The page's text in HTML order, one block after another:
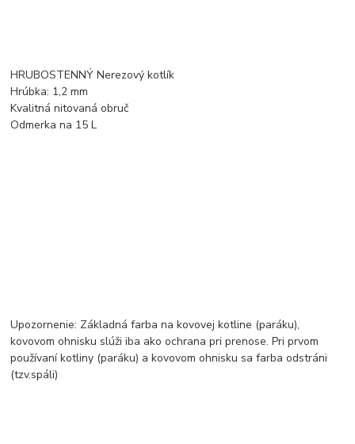
HRUBOSTENNÝ Nerezový kotlík
Hrúbka: 1,2 mm
Kvalitná nitovaná obruč
Odmerka na 15 L
Upozornenie: Základná farba na kovovej kotline (paráku),
kovovom ohnisku slúži iba ako ochrana pri prenose. Pri prvom
používaní kotliny (paráku) a kovovom ohnisku sa farba odstráni
(tzv.spáli)